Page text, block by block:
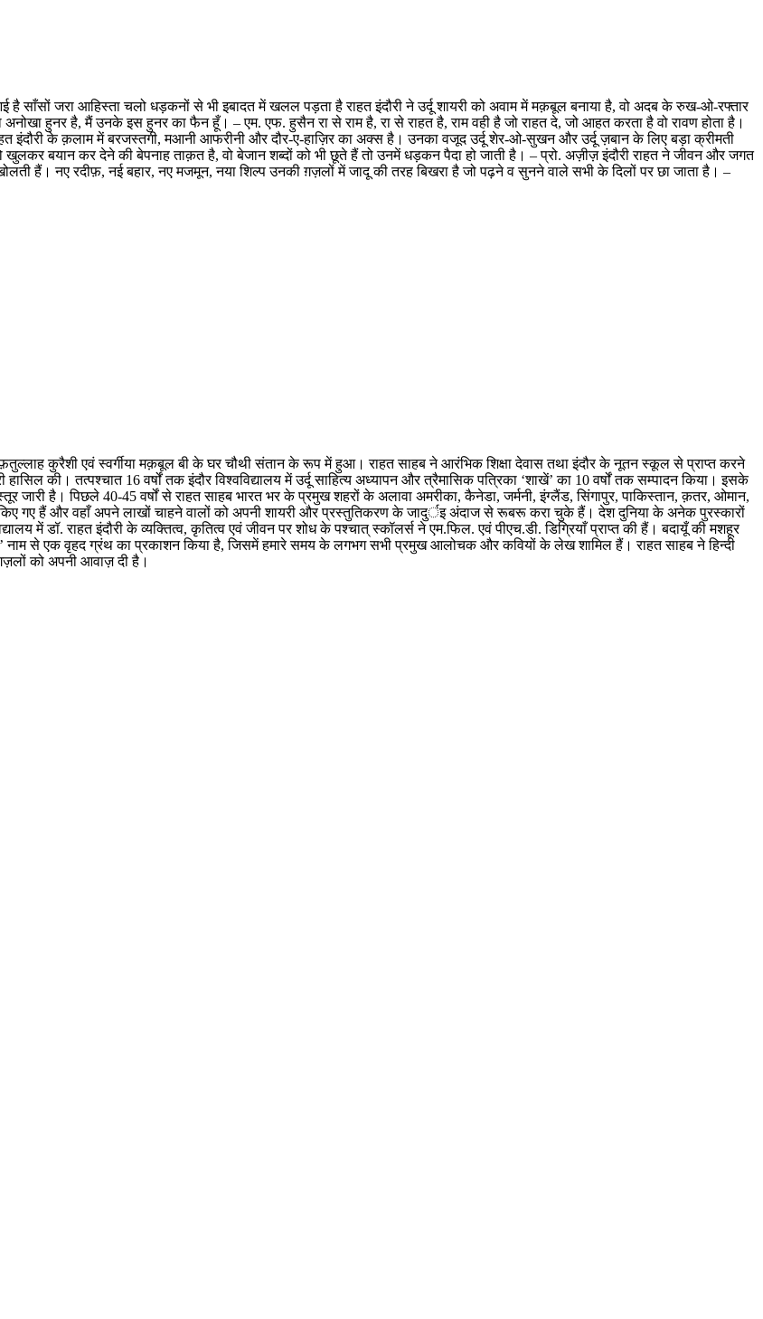
साँसों जरा आहिस्ता चलो धड़कनों से भी इबादत में खलल पड़ता है राहत इंदौरी ने उर्दू शायरी को अवाम में मक़बूल बनाया है, वो अदब के रुख-ओ-रफ्तार
हुनर है, मैं उनके इस हुनर का फैन हूँ। – एम. एफ. हुसैन रा से राम है, रा से राहत है, राम वही है जो राहत दे, जो आहत करता है वो रावण होता है।
इंदौरी के क़लाम में बरजस्तगी, मआनी आफरीनी और दौर-ए-हाज़िर का अक्स है। उनका वजूद उर्दू शेर-ओ-सुखन और उर्दू ज़बान के लिए बड़ा क्रीमती
खुलकर बयान कर देने की बेपनाह ताक़त है, वो बेजान शब्दों को भी छूते हैं तो उनमें धड़कन पैदा हो जाती है। – प्रो. अज़ीज़ इंदौरी राहत ने जीवन और जगत
हैं। नए रदीफ़, नई बहार, नए मजमून, नया शिल्प उनकी ग़ज़लों में जादू की तरह बिखरा है जो पढ़ने व सुनने वाले सभी के दिलों पर छा जाता है। –
रिफ़तुल्लाह कुरैशी एवं स्वर्गीया मक़बूल बी के घर चौथी संतान के रूप में हुआ। राहत साहब ने आरंभिक शिक्षा देवास तथा इंदौर के नूतन स्कूल से प्राप्त करने
हासिल की। तत्पश्चात 16 वर्षों तक इंदौर विश्वविद्यालय में उर्दू साहित्य अध्यापन और त्रैमासिक पत्रिका ‘शाखें’ का 10 वर्षों तक सम्पादन किया। इसके
है। पिछले 40-45 वर्षों से राहत साहब भारत भर के प्रमुख शहरों के अलावा अमरीका, कैनेडा, जर्मनी, इंग्लैंड, सिंगापुर, पाकिस्तान, क़तर, ओमान,
गए हैं और वहाँ अपने लाखों चाहने वालों को अपनी शायरी और प्रस्तुतिकरण के जादुर्इ अंदाज से रूबरू करा चुके हैं। देश दुनिया के अनेक पुरस्कारों
में डॉ. राहत इंदौरी के व्यक्तित्व, कृतित्व एवं जीवन पर शोध के पश्चात् स्कॉलर्स ने एम.फिल. एवं पीएच.डी. डिग्रियाँ प्राप्त की हैं। बदायूँ की मशहूर
नाम से एक वृहद ग्रंथ का प्रकाशन किया है, जिसमें हमारे समय के लगभग सभी प्रमुख आलोचक और कवियों के लेख शामिल हैं। राहत साहब ने हिन्दी
को अपनी आवाज़ दी है।